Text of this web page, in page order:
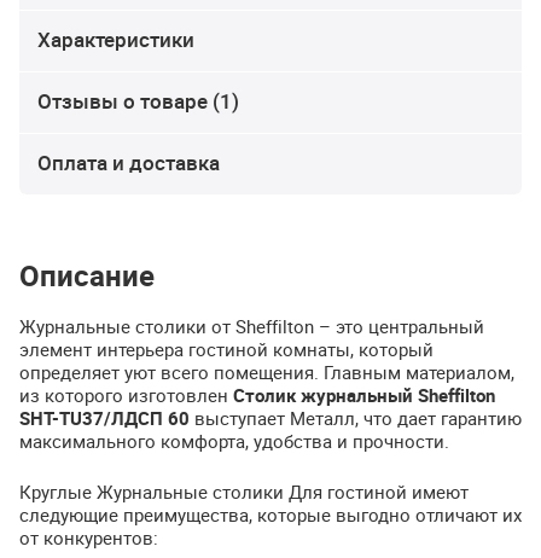
Характеристики
Отзывы о товаре (1)
Оплата и доставка
Описание
Журнальные столики от Sheffilton – это центральный
элемент интерьера гостиной комнаты, который
определяет уют всего помещения. Главным материалом,
из которого изготовлен Столик журнальный Sheffilton
SHT-TU37/ЛДСП 60 выступает Металл, что дает гарантию
максимального комфорта, удобства и прочности.
Круглые Журнальные столики Для гостиной имеют
следующие преимущества, которые выгодно отличают их
от конкурентов: